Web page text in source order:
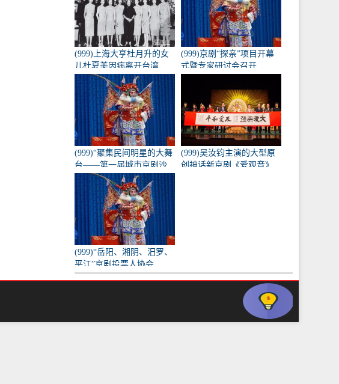
(999)上海大亨杜月升的女
儿杜夏美因病离开台湾
(999)京剧“探亲”项目开幕
式暨专家研讨会召开
(999)“聚集民间明星的大舞
台——第一届城市京剧沙
龙”训练成果的表演
(999)吴汝钧主演的大型原
创神话新京剧《爱观音》
(999)“岳阳、湘阴、汨罗、
平江”京剧投票人协会